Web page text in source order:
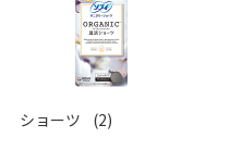
ショーツ (2)